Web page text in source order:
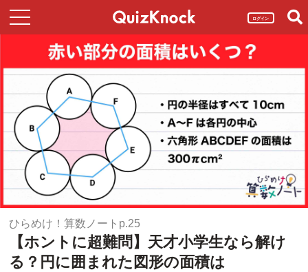
ログイン
ひらめけ！算数ノートp.25
【ホントに超難問】天才小学生なら解け
る？円に囲まれた図形の面積は